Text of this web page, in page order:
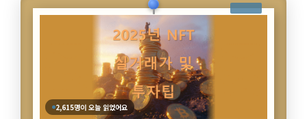
3,407명이 오늘 읽었어요